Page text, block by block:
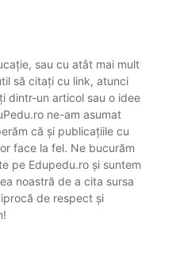
sau cu atât mai mult
să citați cu link, atunci
dintr-un articol sau o idee
ne-am asumat
că și publicațiile cu
face la fel. Ne bucurăm
pe Edupedu.ro și suntem
noastră de a cita sursa
de respect și